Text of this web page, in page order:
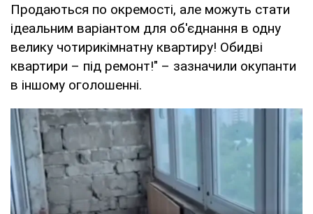
Продаються по окремості, але можуть стати
ідеальним варіантом для об'єднання в одну
велику чотирикімнатну квартиру! Обидві
квартири – під ремонт!" – зазначили окупанти
в іншому оголошенні.